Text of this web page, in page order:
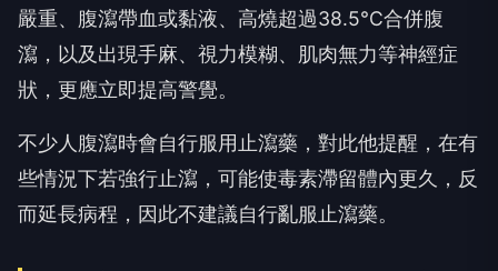
嚴重、腹瀉帶血或黏液、高燒超過38.5°C合併腹
瀉，以及出現手麻、視力模糊、肌肉無力等神經症
狀，更應立即提高警覺。
不少人腹瀉時會自行服用止瀉藥，對此他提醒，在有
些情況下若強行止瀉，可能使毒素滯留體內更久，反
而延長病程，因此不建議自行亂服止瀉藥。